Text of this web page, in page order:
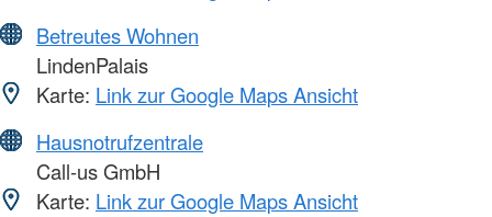
Betreutes Wohnen
LindenPalais
Karte: Link zur Google Maps Ansicht
Hausnotrufzentrale
Call-us GmbH
Karte: Link zur Google Maps Ansicht